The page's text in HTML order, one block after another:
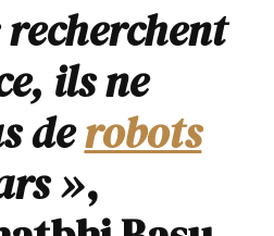
recherchent
ils ne
derobots
»,